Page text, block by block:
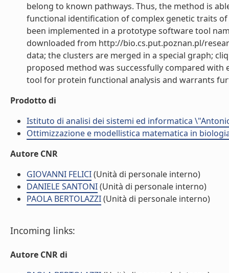
belong to known pathways. Thus, the method is
functional identification of complex genetic traits
been implemented in a prototype software tool
downloaded from http://bio.cs.put.poznan.pl/
data; the clusters are merged in a special graph;
proposed method was successfully compared with
tool for protein functional analysis and warrants
Prodotto di
Istituto di analisi dei sistemi ed informatica
Ottimizzazione e modellistica matematica in
Autore CNR
GIOVANNI FELICI(Unità di personale interno)
DANIELE SANTONI(Unità di personale interno)
PAOLA BERTOLAZZI(Unità di personale interno)
Incoming links:
Autore CNR di